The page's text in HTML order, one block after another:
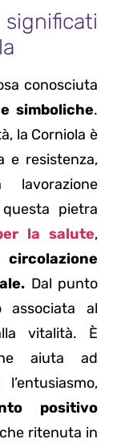
conosciuta
simboliche.
la Corniola è
e resistenza,
pietra
la salute,
circolazione
Dal punto
associata al
vitalità. È
aiuta ad
positivo
ritenuta in